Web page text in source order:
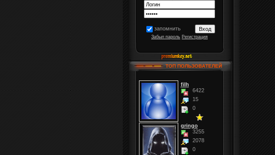
запомнить
Забыл пароль Регистрация
ТОП ПОЛЬЗОВАТЕЛЕЙ
filh
6422
15
0
gringo
3255
2078
0